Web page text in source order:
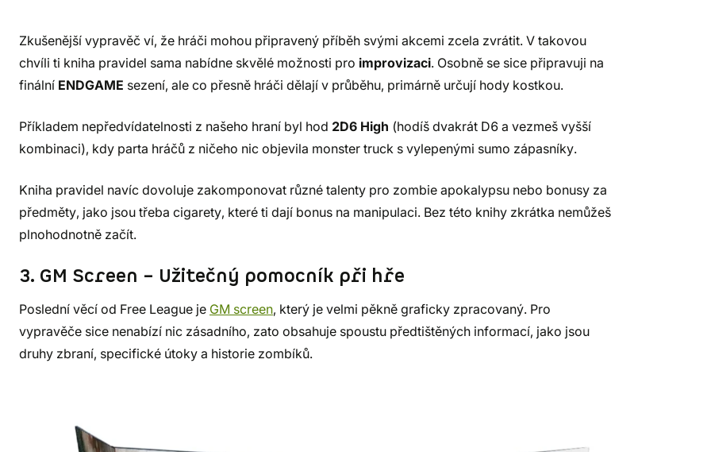
Zkušenější vypravěč ví, že hráči mohou připravený příběh svými akcemi zcela zvrátit. V takovou
chvíli ti kniha pravidel sama nabídne skvělé možnosti pro improvizaci. Osobně se sice připravuji na
finální ENDGAME sezení, ale co přesně hráči dělají v průběhu, primárně určují hody kostkou.
Příkladem nepředvídatelnosti z našeho hraní byl hod 2D6 High (hodíš dvakrát D6 a vezmeš vyšší
kombinaci), kdy parta hráčů z ničeho nic objevila monster truck s vylepenými sumo zápasníky.
Kniha pravidel navíc dovoluje zakomponovat různé talenty pro zombie apokalypsu nebo bonusy za
předměty, jako jsou třeba cigarety, které ti dají bonus na manipulaci. Bez této knihy zkrátka nemůžeš
plnohodnotně začít.
3. GM Screen – Užitečný pomocník při hře
Poslední věcí od Free League je GM screen, který je velmi pěkně graficky zpracovaný. Pro
vypravěče sice nenabízí nic zásadního, zato obsahuje spoustu předtištěných informací, jako jsou
druhy zbraní, specifické útoky a historie zombíků.